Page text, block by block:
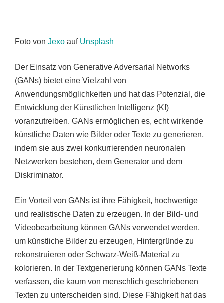
Foto von Jexo auf Unsplash
Der Einsatz von Generative Adversarial Networks
(GANs) bietet eine Vielzahl von
Anwendungsmöglichkeiten und hat das Potenzial, die
Entwicklung der Künstlichen Intelligenz (KI)
voranzutreiben. GANs ermöglichen es, echt wirkende
künstliche Daten wie Bilder oder Texte zu generieren,
indem sie aus zwei konkurrierenden neuronalen
Netzwerken bestehen, dem Generator und dem
Diskriminator.
Ein Vorteil von GANs ist ihre Fähigkeit, hochwertige
und realistische Daten zu erzeugen. In der Bild- und
Videobearbeitung können GANs verwendet werden,
um künstliche Bilder zu erzeugen, Hintergründe zu
rekonstruieren oder Schwarz-Weiß-Material zu
kolorieren. In der Textgenerierung können GANs Texte
verfassen, die kaum von menschlich geschriebenen
Texten zu unterscheiden sind. Diese Fähigkeit hat das